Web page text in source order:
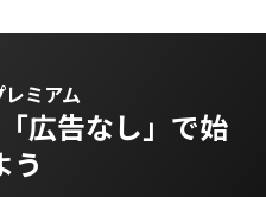
ミアム
「広告なし」で始
う